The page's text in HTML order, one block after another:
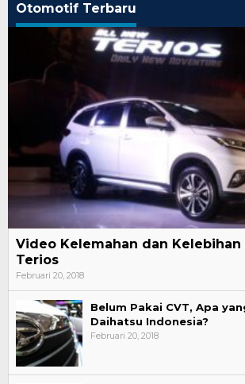
Otomotif Terbaru
Video Kelemahan dan Kelebihan
Terios
Februari 20, 2018
Belum Pakai CVT, Apa
Daihatsu Indonesia?
Februari 20, 2018